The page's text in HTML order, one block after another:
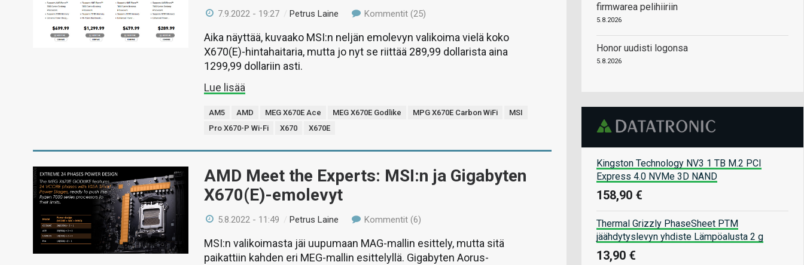
7.9.2022 - 19:27 /Petrus Laine Kommentit (25)
Aika näyttää, kuvaako MSI:n neljän emolevyn valikoima vielä koko
X670(E)-hintahaitaria, mutta jo nyt se riittää 289,99 dollarista aina
1299,99 dollariin asti.
Lue lisää
AM5 AMD MEG X670E Ace MEG X670E Godlike MPG X670E Carbon WiFi
MSI
Pro X670-P Wi-Fi
X670 X670E
AMD Meet the Experts: MSI:n ja Gigabyten
X670(E)-emolevyt
5.8.2022 - 11:49 /Petrus Laine Kommentit (6)
MSI:n valikoimasta jäi uupumaan MAG-mallin esittely, mutta sitä
paikattiin kahden eri MEG-mallin esittelyllä. Gigabyten Aorus-
firmwarea pelihiiriin
5.8.2026
Honor uudisti logonsa
5.8.2026
Kingston Technology NV3 1 TB M.2 PCI
Express 4.0 NVMe 3D NAND
158,90 €
Thermal Grizzly PhaseSheet PTM
jäähdytyslevyn yhdiste Lämpöalusta 2 g
13,90 €